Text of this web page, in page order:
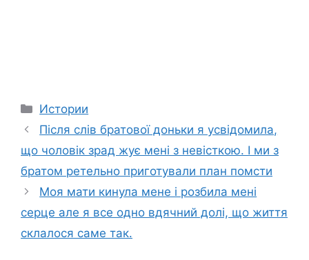
Categories
Истории
Після слів братової доньки я усвідомила,
що чоловік зpад жує мені з невісткою. І ми з
братом ретельно приготували план помсти
Моя мати кинула мене і розбила мені
серце але я все одно вдячний долі, що життя
склалося саме так.